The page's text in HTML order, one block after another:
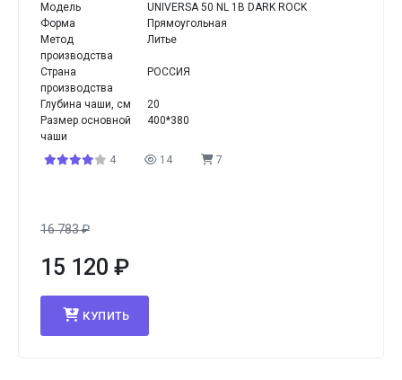
Модель
UNIVERSA 50 NL 1B DARK ROCK
Форма
Прямоугольная
Метод
производства
Литье
Страна
производства
РОССИЯ
Глубина чаши, см
20
Размер основной
чаши
400*380
4 14 7
16 783₽
15 120 ₽
КУПИТЬ